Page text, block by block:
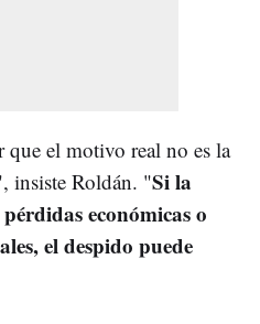
que el motivo real no es la
insiste Roldán. "Si la
económicas o
el despido puede